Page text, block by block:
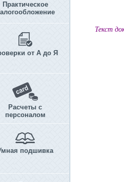
Практическое
от А до Я
Расчеты с
персоналом
подшивка
Текст